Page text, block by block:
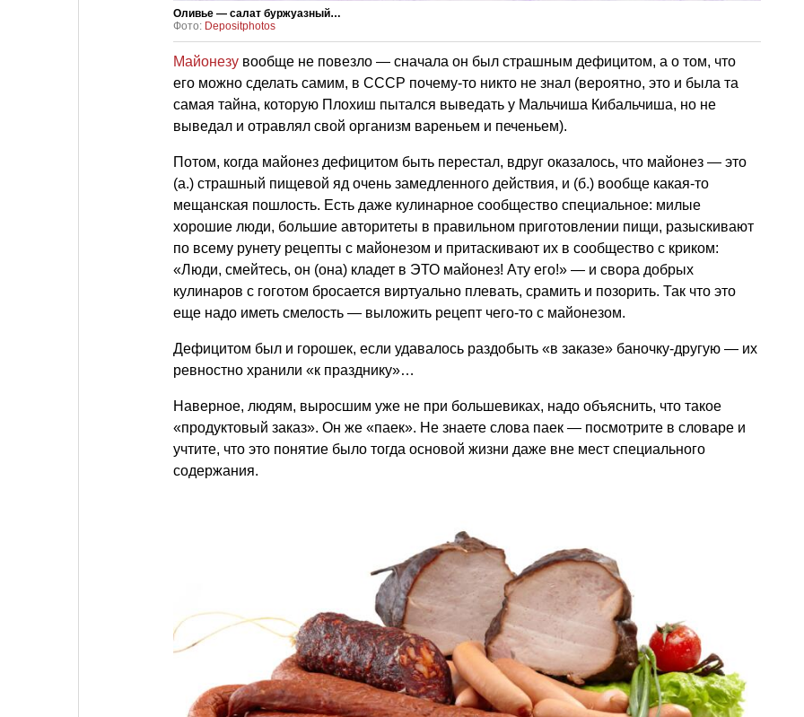
Оливье — салат буржуазный…
Фото: Depositphotos
Майонезу вообще не повезло — сначала он был страшным дефицитом, а о том, что
его можно сделать самим, в СССР почему-то никто не знал (вероятно, это и была та
самая тайна, которую Плохиш пытался выведать у Мальчиша Кибальчиша, но не
выведал и отравлял свой организм вареньем и печеньем).
Потом, когда майонез дефицитом быть перестал, вдруг оказалось, что майонез — это
(а.) страшный пищевой яд очень замедленного действия, и (б.) вообще какая-то
мещанская пошлость. Есть даже кулинарное сообщество специальное: милые
хорошие люди, большие авторитеты в правильном приготовлении пищи, разыскивают
по всему рунету рецепты с майонезом и притаскивают их в сообщество с криком:
«Люди, смейтесь, он (она) кладет в ЭТО майонез! Ату его!» — и свора добрых
кулинаров с гоготом бросается виртуально плевать, срамить и позорить. Так что это
еще надо иметь смелость — выложить рецепт чего-то с майонезом.
Дефицитом был и горошек, если удавалось раздобыть «в заказе» баночку-другую — их
ревностно хранили «к празднику»…
Наверное, людям, выросшим уже не при большевиках, надо объяснить, что такое
«продуктовый заказ». Он же «паек». Не знаете слова паек — посмотрите в словаре и
учтите, что это понятие было тогда основой жизни даже вне мест специального
содержания.